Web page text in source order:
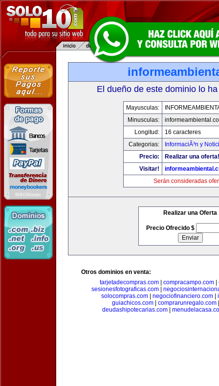
El dueño de este dominio lo
Mayusculas:
Minusculas:
Longitud:
16 caracteres
Categorias:
InformaciÃ³n y
Precio:
Realizar una oferta!
Visitar!
Serán consideradas
Realizar una Oferta
Precio Ofrecido $
Otros dominios en venta:
tarjetadecompras.com
compracampo.com
sesionesfotograficas.com
solocompras.com| negociofinanciero.com|
guiachicos.com
comprarunregalo.com
deudashipotecarias.com|